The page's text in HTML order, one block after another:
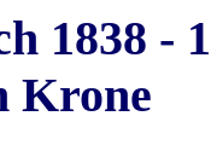
1838 -
Krone